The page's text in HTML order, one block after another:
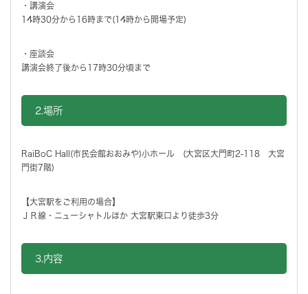
・講演会
14時30分から16時まで(14時から開場予定)
・座談会
講演会終了後から17時30分頃まで
2.場所
RaiBoC Hall(市民会館おおみや)小ホール (大宮区大門町2-118 大宮
門街7階)
【大宮駅をご利用の場合】
ＪＲ線・ニューシャトルほか 大宮駅東口より徒歩3分
3.内容